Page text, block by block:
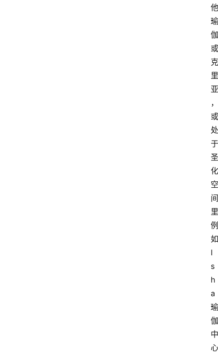
他
瑜
伽
或
克
里
亚
，
或
处
于
圣
化
空
间
里
例
如
I
s
h
a
瑜
伽
中
心